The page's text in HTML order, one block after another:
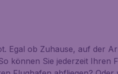
Egal ob Zuhause, auf der
können Sie jederzeit Ihren